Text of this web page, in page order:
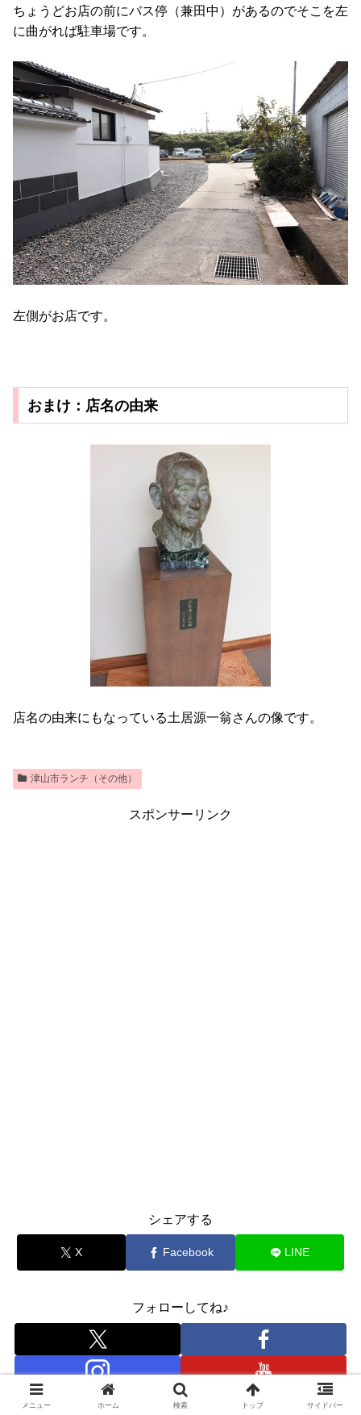
ちょうどお店の前にバス停（兼田中）があるのでそこを左
に曲がれば駐車場です。
左側がお店です。
おまけ：店名の由来
店名の由来にもなっている土居源一翁さんの像です。
津山市ランチ（その他）
スポンサーリンク
シェアする
X Facebook LINE
フォローしてね♪
メニュー ホーム 検索 トップ サイドバー